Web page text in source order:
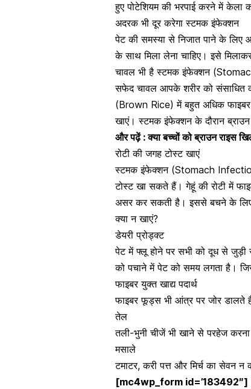
हुए पोटेशियम की भरपाई करने में केला
अदरक भी दूर करेगा स्टमक इंफेक्शन
पेट की समस्‍या से निजात पाने के लिए
के साथ मिला लेना चाहिए। इसे
चावल भी है स्टमक इंफेक्शन
सफेदचावल आपके शरीर को संसाधित
(Brown Rice) में बहुत अधिक
खाएं। स्टमक इंफेक्शन के दौरान
और पढ़ें :क्या बच्चों को ब्राउन राइस
रोटी की जगह टोस्ट खाएं
स्टमक इंफेक्शन (Stomach
टोस्ट खा सकते हैं। गेहूं की रोटी में
असर कर सकती है। इससे बचने के
क्या न खाएं?
डेयरी प्रोड्क्ट
पेट में फ्लू होने पर सभी को दूध से जुड़ी
को पचाने में पेट को समय लगता है।
फाइबर युक्त खाद्य पदार्थ
फाइबर फूड्स भी आंत्र पर जोर डालते
तेल
तली-भुनी चीजें भी खाने से परहेज करना
मसाले
टमाटर, करी पत्त और मिर्च का सेवन न
[mc4wp_form id=’183492″]